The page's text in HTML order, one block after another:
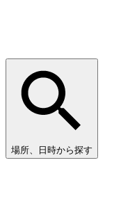
場所、日時から探す